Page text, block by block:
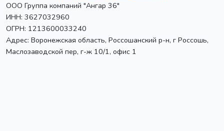
ООО Группа компаний "Ангар 36"
ИНН: 3627032960
ОГРН: 1213600033240
Адрес: Воронежская область, Россошанский р-н, г Россошь,
Маслозаводской пер, г-ж 10/1, офис 1